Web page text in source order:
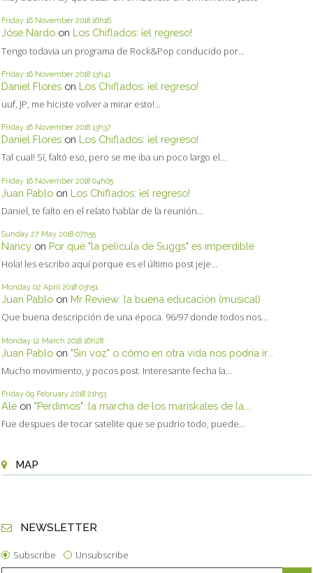
Friday 16 November 2018 16h16
Jóse Nardo on Los Chiflados: ¡el regreso!
Tengo todavia un programa de Rock&Pop conducido por...
Friday 16 November 2018 13h41
Daniel Flores on Los Chiflados: ¡el regreso!
uuf, JP, me hiciste volver a mirar esto!...
Friday 16 November 2018 13h37
Daniel Flores on Los Chiflados: ¡el regreso!
Tal cual! Sí, faltó eso, pero se me iba un poco largo el...
Friday 16 November 2018 04h05
Juan Pablo on Los Chiflados: ¡el regreso!
Daniel, te falto en el relato hablar de la reunión...
Sunday 27 May 2018 07h55
Nancy on Por qué "la película de Suggs" es imperdible
Hola! les escribo aquí porque es el último post jeje...
Monday 02 April 2018 03h51
Juan Pablo on Mr Review: la buena educación (musical)
Que buena descripción de una época. 96/97 donde todos nos...
Monday 12 March 2018 16h28
Juan Pablo on "Sin voz" o cómo en otra vida nos podría ir...
Mucho movimiento, y pocos post. Interesante fecha la...
Friday 09 February 2018 21h53
Ale on "Perdimos": la marcha de los mariskales de la...
Fue despues de tocar satelite que se pudrio todo, puede...
MAP
NEWSLETTER
Subscribe Unsubscribe